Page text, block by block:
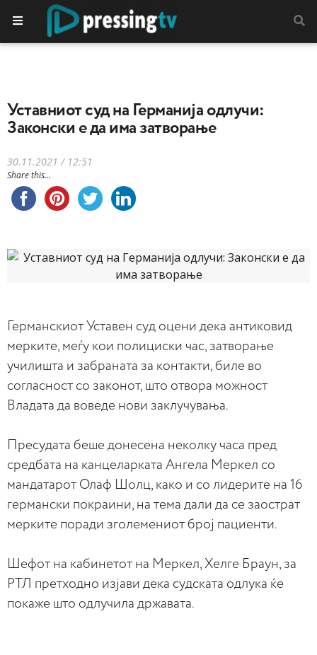
Уставниот суд на Германија одлучи:
Законски е да има затворање
30.11.2021 / 12:51
Share this...
Германскиот Уставен суд оцени дека антиковид
мерките, меѓу кои полициски час, затворање
училишта и забраната за контакти, биле во
согласност со законот, што отвора можност
Владата да воведе нови заклучувања.
Пресудата беше донесена неколку часа пред
средбата на канцеларката Ангела Меркел со
мандатарот Олаф Шолц, како и со лидерите на 16
германски покраини, на тема дали да се заострат
мерките поради зголемениот број пациенти.
Шефот на кабинетот на Меркел, Хелге Браун, за
РТЛ претходно изјави дека судската одлука ќе
покаже што одлучила државата.